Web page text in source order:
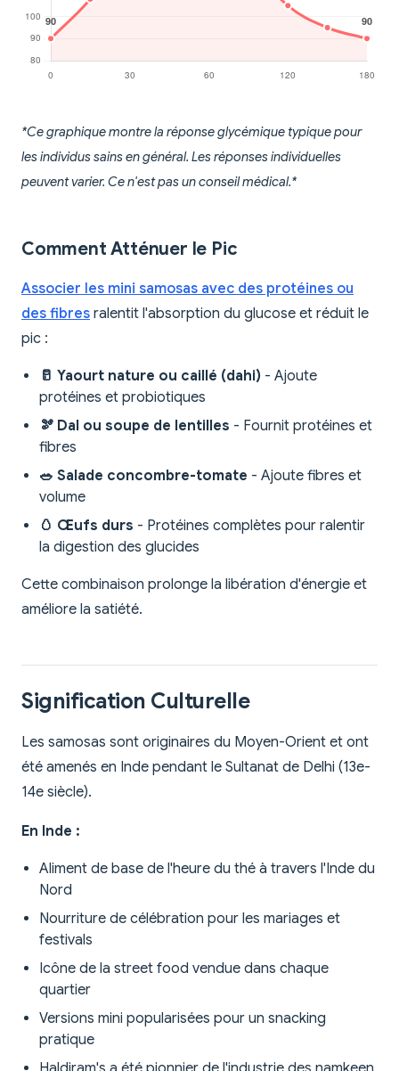
*Ce graphique montre la réponse glycémique typique pour
les individus sains en général. Les réponses individuelles
peuvent varier. Ce n'est pas un conseil médical.*
Comment Atténuer le Pic
Associer les mini samosas avec des protéines ou
des fibres ralentit l'absorption du glucose et réduit le
pic :
🥛 Yaourt nature ou caillé (dahi) - Ajoute
protéines et probiotiques
🫘 Dal ou soupe de lentilles - Fournit protéines et
fibres
🥗 Salade concombre-tomate - Ajoute fibres et
volume
🥚 Œufs durs - Protéines complètes pour ralentir
la digestion des glucides
Cette combinaison prolonge la libération d'énergie et
améliore la satiété.
Signification Culturelle
Les samosas sont originaires du Moyen-Orient et ont
été amenés en Inde pendant le Sultanat de Delhi (13e-
14e siècle).
En Inde :
Aliment de base de l'heure du thé à travers l'Inde du
Nord
Nourriture de célébration pour les mariages et
festivals
Icône de la street food vendue dans chaque
quartier
Versions mini popularisées pour un snacking
pratique